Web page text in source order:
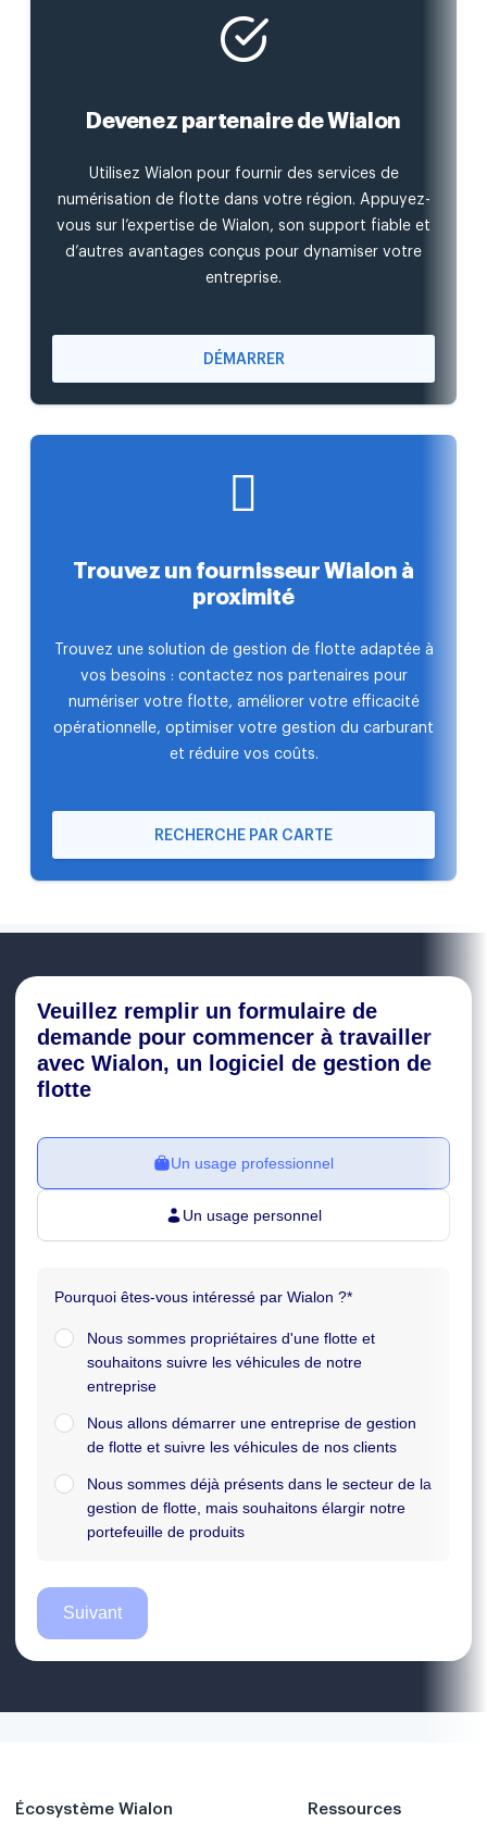
Devenez partenaire de Wialon
Utilisez Wialon pour fournir des services de
numérisation de flotte dans votre région. Appuyez-
vous sur l’expertise de Wialon, son support fiable et
d’autres avantages conçus pour dynamiser votre
entreprise.
DÉMARRER
Trouvez un fournisseur Wialon à
proximité
Trouvez une solution de gestion de flotte adaptée à
vos besoins : contactez nos partenaires pour
numériser votre flotte, améliorer votre efficacité
opérationnelle, optimiser votre gestion du carburant
et réduire vos coûts.
RECHERCHE PAR CARTE
Écosystème Wialon Ressources